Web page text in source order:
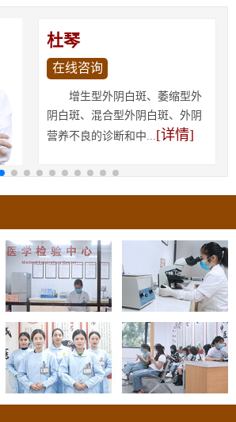
杜琴
在线咨询
增生型外阴白斑、萎缩型外
阴白斑、混合型外阴白斑、外阴
营养不良的诊断和中...[详情]